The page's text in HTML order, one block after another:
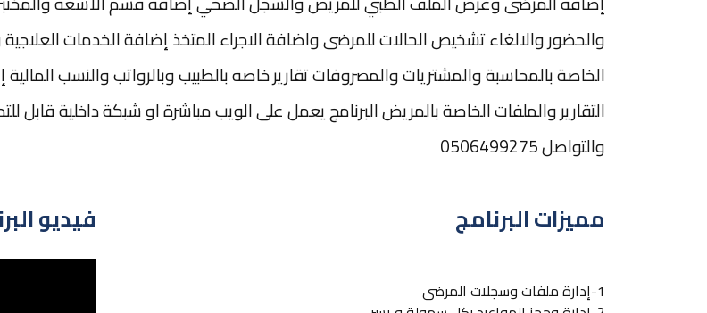
والحضور والالغاء تشخيص الحالات للمرضى واضافة الاجراء المتخذ إضافة الخدمات العلاجية
الخاصة بالمحاسبة والمشتريات والمصروفات تقارير خاصه بالطبيب وبالرواتب والنسب
التقارير والملفات الخاصة بالمريض البرنامج يعمل على الويب مباشرة او شبكة داخلية قابل
والتواصل 0506499275
مميزات البرنامج
1-إدارة ملفات وسجلات المرضى
فيديو